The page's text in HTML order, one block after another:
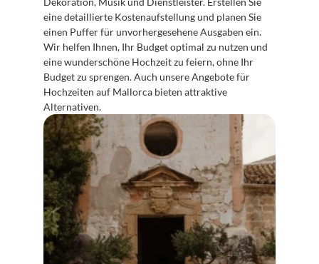
eine detaillierte Kostenaufstellung und planen Sie
einen Puffer für unvorhergesehene Ausgaben ein.
Wir helfen Ihnen, Ihr Budget optimal zu nutzen und
eine wunderschöne Hochzeit zu feiern, ohne Ihr
Budget zu sprengen. Auch unsere Angebote für
Hochzeiten auf Mallorca bieten attraktive
Alternativen.